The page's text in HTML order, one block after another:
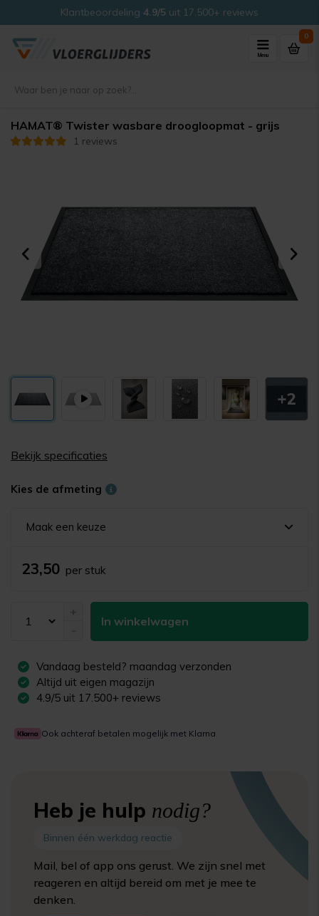
Klantbeoordeling 4.9/5 uit 17.500+ reviews
Menu
0
HAMAT® Twister wasbare droogloopmat - grijs
1 reviews
+2
Bekijk specificaties
Kies de afmeting
Maak een keuze
23,50 per stuk
In winkelwagen
Vandaag besteld? maandag verzonden
Altijd uit eigen magazijn
4.9/5 uit 17.500+ reviews
Ook achteraf betalen mogelijk met Klarna
Heb je hulp nodig?
Binnen één werkdag reactie
Mail, bel of app ons gerust. We zijn snel met
reageren en altijd bereid om met je mee te
denken.